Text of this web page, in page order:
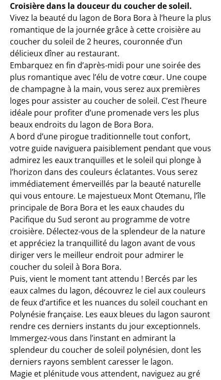
Croisière dans la douceur du coucher de soleil.
Vivez la beauté du lagon de Bora Bora à l’heure la plus
romantique de la journée grâce à cette croisière au
coucher du soleil de 2 heures, couronnée d’un
délicieux dîner au restaurant.
Embarquez en fin d’après-midi pour une soirée des
plus romantique avec l’élu de votre cœur. Une coupe
de champagne à la main, vous serez aux premières
loges pour assister au coucher de soleil. C’est l’heure
idéale pour profiter d’une promenade vers les plus
beaux endroits du lagon de Bora Bora.
A bord d’une pirogue traditionnelle tout confort,
votre guide naviguera paisiblement pendant que vous
admirez les eaux tranquilles et le soleil qui plonge à
l’horizon dans des couleurs éclatantes. Vous serez
immédiatement émerveillés par la beauté naturelle
qui vous entoure. Le majestueux Mont Otemanu, l’île
principale de Bora Bora et les eaux chaudes du
Pacifique du Sud seront au programme de votre
croisière. Délectez-vous de la splendeur de la nature
et appréciez la tranquillité du lagon avant de vous
diriger vers le meilleur endroit pour admirer le
coucher du soleil à Bora Bora.
Puis, vient le moment tant attendu ! Bercés par les
eaux calmes du lagon, découvrez le ciel aux couleurs
de feux d’artifice et les nuances du soleil couchant en
Polynésie française. Les eaux bleues du lagon sauront
rendre ces derniers instants du jour exceptionnels.
Immergez-vous dans l’instant en admirant la
splendeur du coucher de soleil polynésien, dont les
derniers rayons semblent caresser le lagon.
Magie et plénitude vous attendent, naviguez au gré